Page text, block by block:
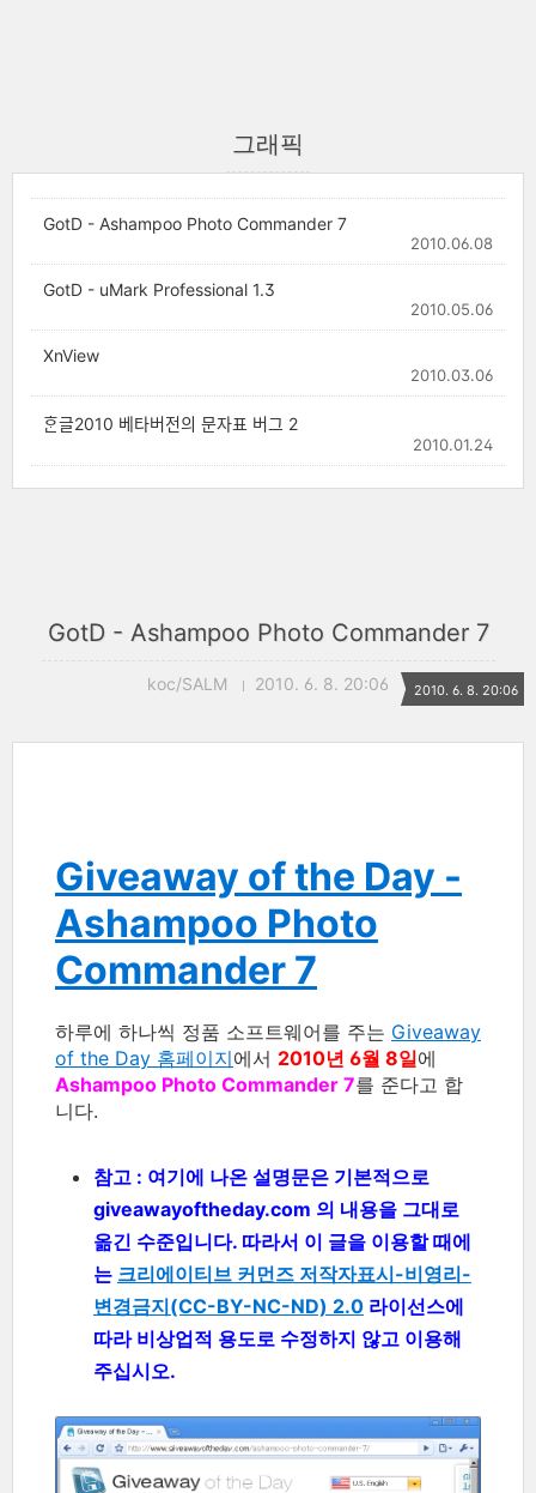
그래픽
GotD - Ashampoo Photo Commander 7
2010.06.08
GotD - uMark Professional 1.3
2010.05.06
XnView
2010.03.06
ᄒᆞᆫ글2010 베타버전의 문자표 버그 2
2010.01.24
GotD - Ashampoo Photo Commander 7
koc/SALM 2010. 6. 8. 20:06 2010. 6. 8. 20:06
Giveaway of the Day -
Ashampoo Photo
Commander 7
하루에 하나씩 정품 소프트웨어를 주는 Giveaway
of the Day 홈페이지에서 2010년 6월 8일에
Ashampoo Photo Commander 7를 준다고 합
니다.
참고 : 여기에 나온 설명문은 기본적으로
giveawayoftheday.com 의 내용을 그대로
옮긴 수준입니다. 따라서 이 글을 이용할 때에
는 크리에이티브 커먼즈 저작자표시-비영리-
변경금지(CC-BY-NC-ND) 2.0 라이선스에
따라 비상업적 용도로 수정하지 않고 이용해
주십시오.